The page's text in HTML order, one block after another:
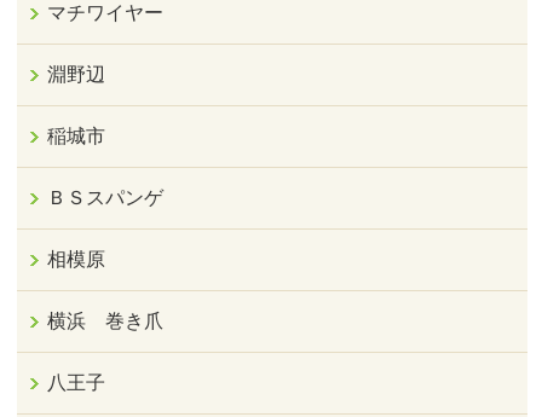
マチワイヤー
淵野辺
稲城市
ＢＳスパンゲ
相模原
横浜 巻き爪
八王子